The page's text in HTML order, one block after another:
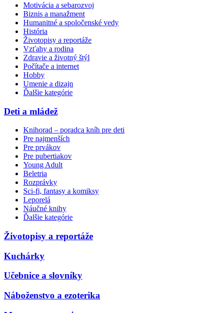
Motivácia a sebarozvoj
Biznis a manažment
Humanitné a spoločenské vedy
História
Životopisy a reportáže
Vzťahy a rodina
Zdravie a životný štýl
Počítače a internet
Hobby
Umenie a dizajn
Ďalšie kategórie
Deti a mládež
Knihorad – poradca kníh pre deti
Pre najmenších
Pre prvákov
Pre pubertiakov
Young Adult
Beletria
Rozprávky
Sci-fi, fantasy a komiksy
Leporelá
Náučné knihy
Ďalšie kategórie
Životopisy a reportáže
Kuchárky
Učebnice a slovníky
Náboženstvo a ezoterika